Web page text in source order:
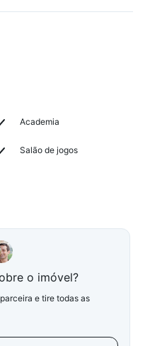
Academia
Salão de jogos
o imóvel?
e tire todas as